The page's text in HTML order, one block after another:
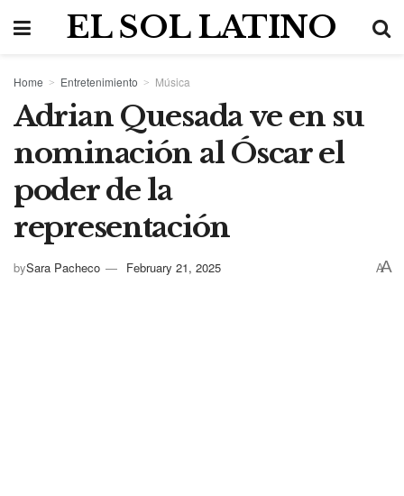
EL SOL LATINO
Home Entretenimiento Música
Adrian Quesada ve en su
nominación al Óscar el
poder de la
representación
bySara Pacheco February 21, 2025 AA